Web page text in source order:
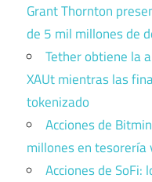
Grant Thornton
de 5 mil millones de
Tether obtiene la
XAUt mientras las
tokenizado
Acciones de
millones en tesorería
Acciones de SoFi: